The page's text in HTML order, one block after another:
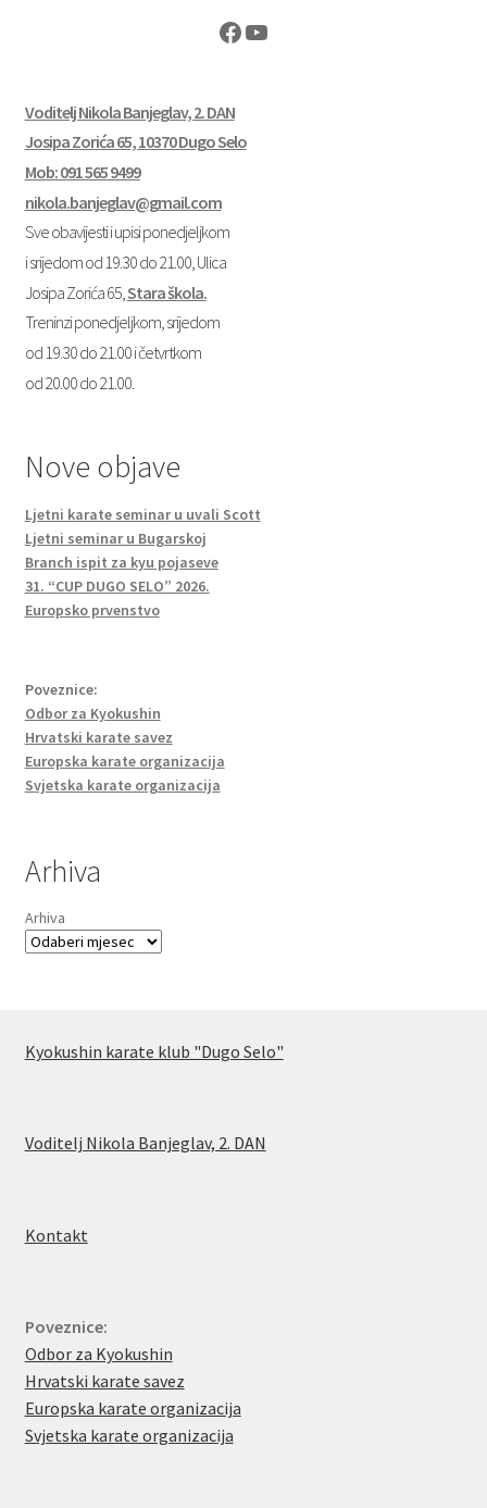
Facebook
YouTube
Voditelj Nikola Banjeglav, 2. DAN
Josipa Zorića 65, 10370 Dugo Selo
Mob: 091 565 9499
nikola.banjeglav@gmail.com
Sve obavijesti i upisi ponedjeljkom
i srijedom od 19.30 do 21.00, Ulica
Josipa Zorića 65, Stara škola.
Treninzi ponedjeljkom, srijedom
od 19.30 do 21.00 i četvrtkom
od 20.00 do 21.00.
Nove objave
Ljetni karate seminar u uvali Scott
Ljetni seminar u Bugarskoj
Branch ispit za kyu pojaseve
31. “CUP DUGO SELO” 2026.
Europsko prvenstvo
Poveznice:
Odbor za Kyokushin
Hrvatski karate savez
Europska karate organizacija
Svjetska karate organizacija
Arhiva
Arhiva
Kyokushin karate klub "Dugo Selo"
Voditelj Nikola Banjeglav, 2. DAN
Kontakt
Poveznice:
Odbor za Kyokushin
Hrvatski karate savez
Europska karate organizacija
Svjetska karate organizacija